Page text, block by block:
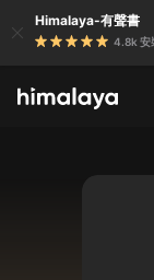
Himalaya-有聲書
4.8k 安